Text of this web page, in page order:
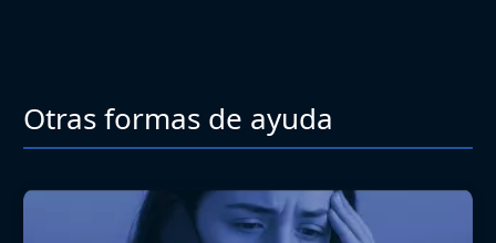
Otras formas de ayuda